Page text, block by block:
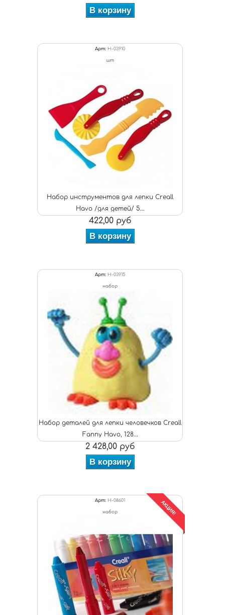
В корзину
Арт: H-03910
шт
Набор инструментов для лепки Creall
Havo /для детей/ 5...
422,00 руб
В корзину
Арт: H-03915
набор
Набор деталей для лепки человечков Creall
Fanny Havo, 128...
2 428,00 руб
В корзину
Арт: H-08601
набор АКЦИЯ!